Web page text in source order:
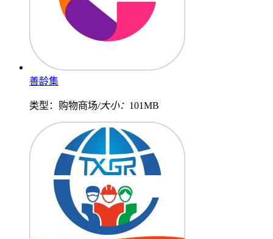
善龄集
类型：购物商场/大小： 101MB